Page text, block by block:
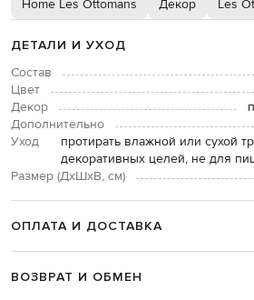
Home Les Ottomans
Декор Les
ДЕТАЛИ И УХОД
Состав
Цвет
Декор
Дополнительно
Уход
протирать влажной или сухой
декоративных целей, не для
Размер (ДхШхВ, см)
ОПЛАТА И ДОСТАВКА
ВОЗВРАТ И ОБМЕН